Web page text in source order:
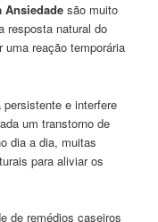
Ansiedade são muito
resposta natural do
reação temporária
e interfere
um transtorno de
dia a dia, muitas
para aliviar os
de remédios caseiros